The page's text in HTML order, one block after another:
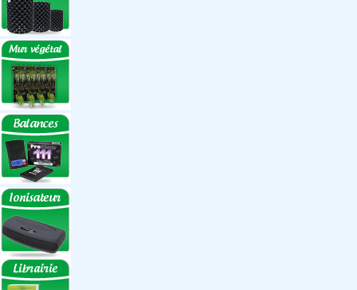
Box Discount
Box par marque
Hortibox
Homebox
Dark Room II
GrowLab
Box par taille
Box 40 cm
Box 60 cm
Box 80-90 cm
Box 120 cm
Autres tailles Box